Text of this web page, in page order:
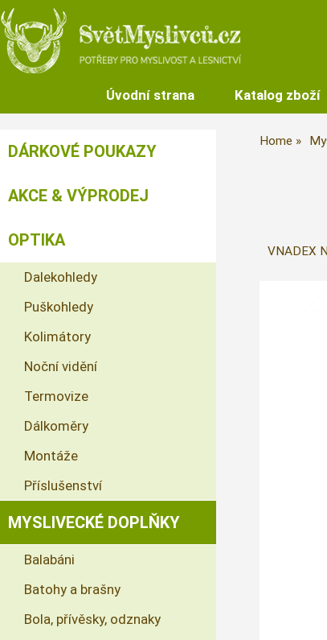
Úvodní strana Katalog zboží
Home
VNADEX
DÁRKOVÉ POUKAZY
AKCE & VÝPRODEJ
OPTIKA
Dalekohledy
Puškohledy
Kolimátory
Noční vidění
Termovize
Dálkoměry
Montáže
Příslušenství
MYSLIVECKÉ DOPLŇKY
Balabáni
Batohy a brašny
Bola, přívěsky, odznaky